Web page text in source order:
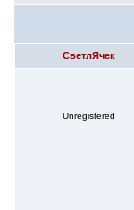
СветлЯчек
Unregistered